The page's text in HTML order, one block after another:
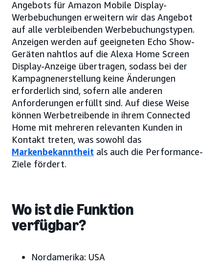
Angebots für Amazon Mobile Display-
Werbebuchungen erweitern wir das Angebot
auf alle verbleibenden Werbebuchungstypen.
Anzeigen werden auf geeigneten Echo Show-
Geräten nahtlos auf die Alexa Home Screen
Display-Anzeige übertragen, sodass bei der
Kampagnenerstellung keine Änderungen
erforderlich sind, sofern alle anderen
Anforderungen erfüllt sind. Auf diese Weise
können Werbetreibende in ihrem Connected
Home mit mehreren relevanten Kunden in
Kontakt treten, was sowohl das
Markenbekanntheit als auch die Performance-
Ziele fördert.
Wo ist die Funktion
verfügbar?
Nordamerika: USA